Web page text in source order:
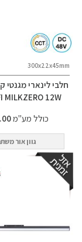
300x22x45mm
חלבי לינארי מגנטי
MILKZERO 12W
כולל מע"מ85.00 ₪
גוון אור